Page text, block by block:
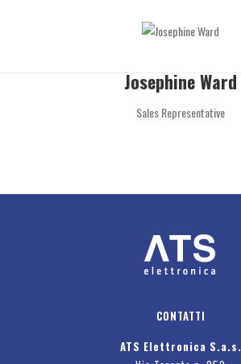
Josephine Ward
Sales Representative
CONTATTI
ATS Elettronica S.a.s.